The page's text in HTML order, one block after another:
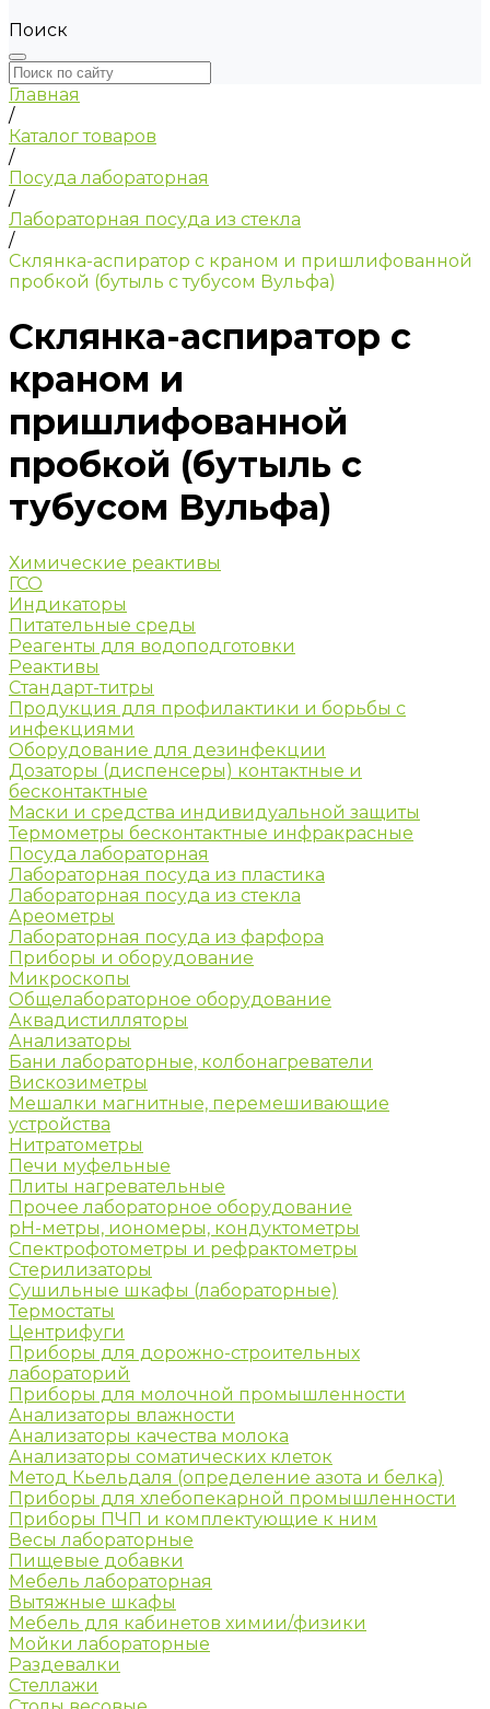
Поиск
Главная
/
Каталог товаров
/
Посуда лабораторная
/
Лабораторная посуда из стекла
/
Склянка-аспиратор с краном и пришлифованной
пробкой (бутыль с тубусом Вульфа)
Склянка-аспиратор с
краном и
пришлифованной
пробкой (бутыль с
тубусом Вульфа)
Химические реактивы
ГСО
Индикаторы
Питательные среды
Реагенты для водоподготовки
Реактивы
Стандарт-титры
Продукция для профилактики и борьбы с
инфекциями
Оборудование для дезинфекции
Дозаторы (диспенсеры) контактные и
бесконтактные
Маски и средства индивидуальной защиты
Термометры бесконтактные инфракрасные
Посуда лабораторная
Лабораторная посуда из пластика
Лабораторная посуда из стекла
Ареометры
Лабораторная посуда из фарфора
Приборы и оборудование
Микроскопы
Общелабораторное оборудование
Аквадистилляторы
Анализаторы
Бани лабораторные, колбонагреватели
Вискозиметры
Мешалки магнитные, перемешивающие
устройства
Нитратометры
Печи муфельные
Плиты нагревательные
Прочее лабораторное оборудование
рН-метры, иономеры, кондуктометры
Спектрофотометры и рефрактометры
Стерилизаторы
Сушильные шкафы (лабораторные)
Термостаты
Центрифуги
Приборы для дорожно-строительных
лабораторий
Приборы для молочной промышленности
Анализаторы влажности
Анализаторы качества молока
Анализаторы соматических клеток
Метод Кьельдаля (определение азота и белка)
Приборы для хлебопекарной промышленности
Приборы ПЧП и комплектующие к ним
Весы лабораторные
Пищевые добавки
Мебель лабораторная
Вытяжные шкафы
Мебель для кабинетов химии/физики
Мойки лабораторные
Раздевалки
Стеллажи